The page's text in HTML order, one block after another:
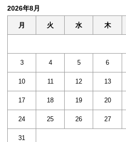
2026年8月
月 火 水 木
3 4 5 6
10 11 12 13
17 18 19 20
24 25 26 27
31